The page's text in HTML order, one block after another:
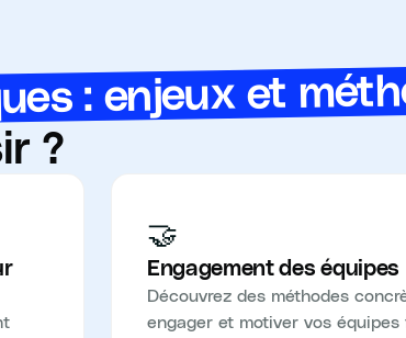
: enjeux et
?
🤝
Engagement des équipes
Découvrez des méthodes
engager et motiver vos